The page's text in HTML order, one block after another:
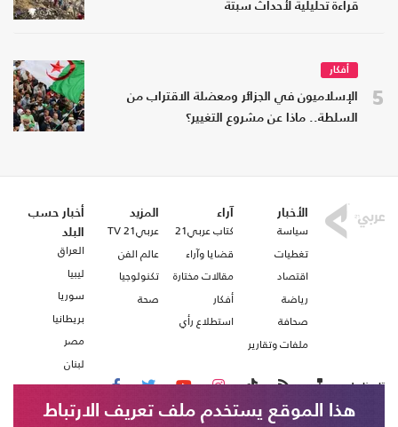
قراءة تحليلية لأحداث سبتة
5
أفكار
الإسلاميون في الجزائر ومعضلة الاقتراب من
السلطة.. ماذا عن مشروع التغيير؟
الأخبار
سياسة
تغطيات
اقتصاد
رياضة
صحافة
ملفات وتقارير
آراء
كتاب عربي21
قضايا وآراء
مقالات مختارة
أفكار
استطلاع رأي
المزيد
عربي21 TV
عالم الفن
تكنولوجيا
صحة
أخبار حسب
البلد
العراق
ليبيا
سوريا
بريطانيا
مصر
لبنان
تابعنا على
هذا الموقع يستخدم ملف تعريف الارتباط